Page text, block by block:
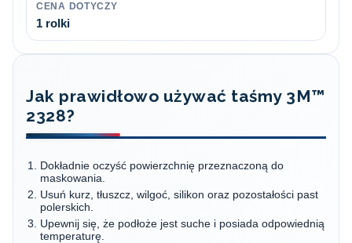
CENA DOTYCZY
1 rolki
Jak prawidłowo używać taśmy 3M™
2328?
Dokładnie oczyść powierzchnię przeznaczoną do
maskowania.
Usuń kurz, tłuszcz, wilgoć, silikon oraz pozostałości past
polerskich.
Upewnij się, że podłoże jest suche i posiada odpowiednią
temperaturę.